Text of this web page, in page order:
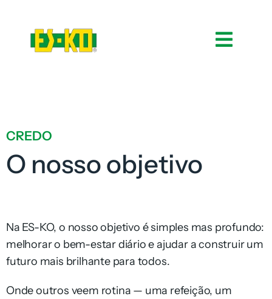
CREDO
O nosso objetivo
Na ES-KO, o nosso objetivo é simples mas profundo:
melhorar o bem-estar diário e ajudar a construir um
futuro mais brilhante para todos.
Onde outros veem rotina — uma refeição, um